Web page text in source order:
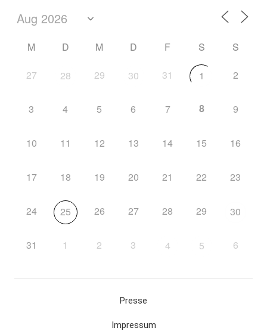
M D M D F S S
27 28 29 30 31 1 2
3 4 5 6 7 8 9
10 11 12 13 14 15 16
17 18 19 20 21 22 23
24 25 26 27 28 29 30
31 1 2 3 4 5 6
Presse
Impressum